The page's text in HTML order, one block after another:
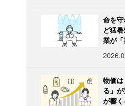
命を
ど猛
業が
物価
る」
が響